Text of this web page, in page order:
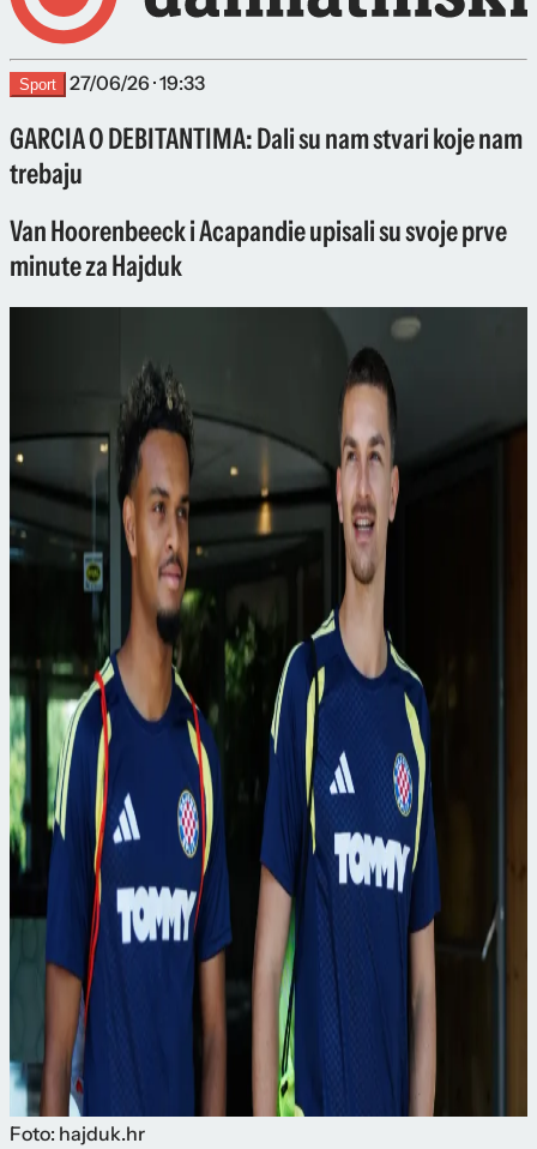
Sport 27/06/26 · 19:33
GARCIA O DEBITANTIMA: Dali su nam stvari koje nam
trebaju
Van Hoorenbeeck i Acapandie upisali su svoje prve
minute za Hajduk
Foto: hajduk.hr